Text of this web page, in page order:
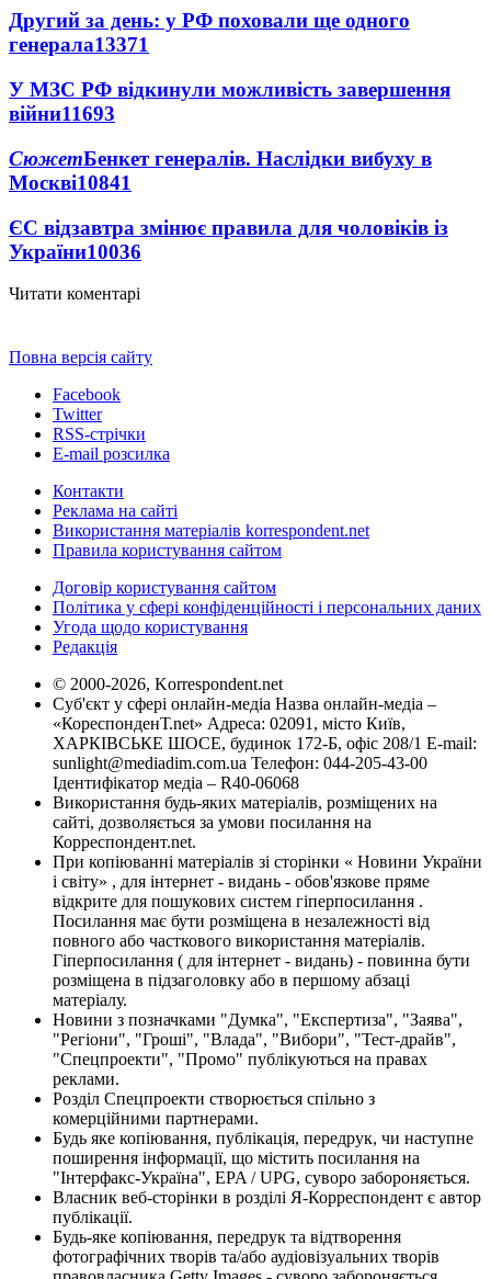
Другий за день: у РФ поховали ще одного
генерала13371
У МЗС РФ відкинули можливість завершення
війни11693
СюжетБенкет генералів. Наслідки вибуху в
Москві10841
ЄС відзавтра змінює правила для чоловіків із
України10036
Читати коментарі
Повна версія сайту
Facebook
Twitter
RSS-стрічки
E-mail розсилка
Контакти
Реклама на сайті
Використання матеріалів korrespondent.net
Правила користування сайтом
Договір користування сайтом
Політика у сфері конфіденційності і персональних даних
Угода щодо користування
Редакція
© 2000-2026, Korrespondent.net
Суб'єкт у сфері онлайн-медіа Назва онлайн-медіа –
«КореспонденТ.net» Адреса: 02091, місто Київ,
ХАРКІВСЬКЕ ШОСЕ, будинок 172-Б, офіс 208/1 E-mail:
sunlight@mediadim.com.ua Телефон: 044-205-43-00
Ідентифікатор медіа – R40-06068
Використання будь-яких матеріалів, розміщених на
сайті, дозволяється за умови посилання на
Корреспондент.net.
При копіюванні матеріалів зі сторінки « Новини України
і світу» , для інтернет - видань - обов'язкове пряме
відкрите для пошукових систем гіперпосилання .
Посилання має бути розміщена в незалежності від
повного або часткового використання матеріалів.
Гіперпосилання ( для інтернет - видань) - повинна бути
розміщена в підзаголовку або в першому абзаці
матеріалу.
Новини з позначками "Думка", "Експертиза", "Заява",
"Регіони", "Гроші", "Влада", "Вибори", "Тест-драйв",
"Спецпроекти", "Промо" публікуються на правах
реклами.
Розділ Спецпроекти створюється спільно з
комерційними партнерами.
Будь яке копіювання, публікація, передрук, чи наступне
поширення інформації, що містить посилання на
"Інтерфакс-Україна", EPA / UPG, суворо забороняється.
Власник веб-сторінки в розділі Я-Корреспондент є автор
публікації.
Будь-яке копіювання, передрук та відтворення
фотографічних творів та/або аудіовізуальних творів